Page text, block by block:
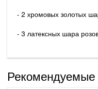
- 2 хромовых золотых
- 3 латексных шара
Рекомендуемые